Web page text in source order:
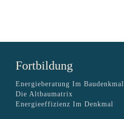
Fortbildung
Energieberatung Im Baudenkmal
Die Altbaumatrix
Energieeffizienz Im Denkmal